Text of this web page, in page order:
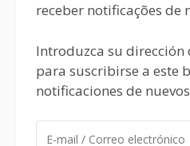
receber notificações de
Introduzca su dirección
para suscribirse a este
notificaciones de